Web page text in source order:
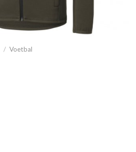
/ Voetbal